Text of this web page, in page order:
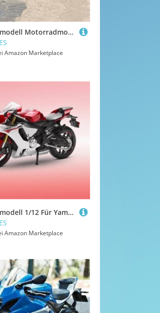
Motorradmodell Motorradmodell 1:12 Für Suzuki GSX-R600 Alu-Rennsport, Druckgussmetall Simulations-Miniatur-Sammlergeschenk(Yellow)
Amazon Marketplace
Motorradmodell 1/12 Für Yamaha YZF-R1 Motorrad Druckguss Fahrzeuge Sammeln Hobbies Modell Spielzeug(Rosso)
Amazon Marketplace